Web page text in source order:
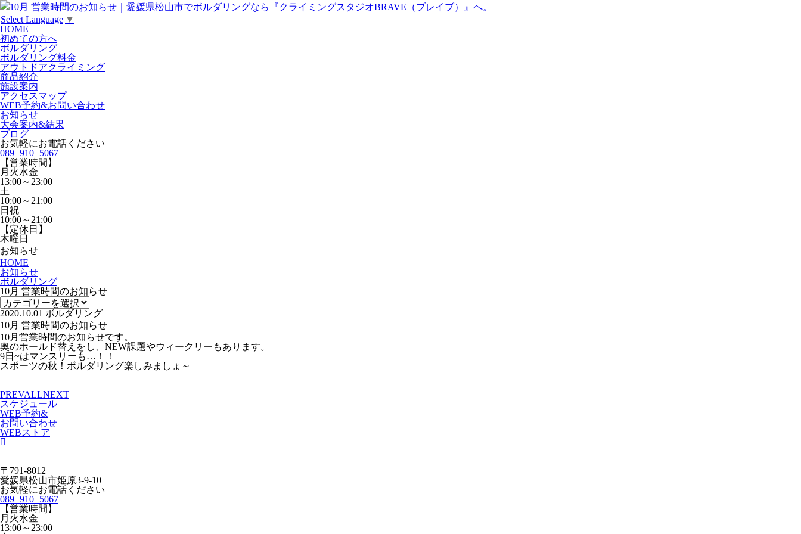
Select Language ▼
HOME
初めての方へ
ボルダリング
ボルダリング料金
アウトドアクライミング
商品紹介
施設案内
アクセスマップ
WEB予約&お問い合わせ
お知らせ
大会案内&結果
ブログ
お気軽にお電話ください
089−910−5067
【営業時間】
月火水金
13:00～23:00
土
10:00～21:00
日祝
10:00～21:00
【定休日】
木曜日
お知らせ
HOME
お知らせ
ボルダリング
10月 営業時間のお知らせ
2020.10.01 ボルダリング
10月 営業時間のお知らせ
10月営業時間のお知らせです。
奥のホールド替えをし、NEW課題やウィークリーもあります。
9日~はマンスリーも…！！
スポーツの秋！ボルダリング楽しみましょ～
PREVALLNEXT
スケジュール
WEB予約&
お問い合わせ
WEBストア
〒791-8012
愛媛県松山市姫原3-9-10
お気軽にお電話ください
089−910−5067
【営業時間】
月火水金
13:00～23:00